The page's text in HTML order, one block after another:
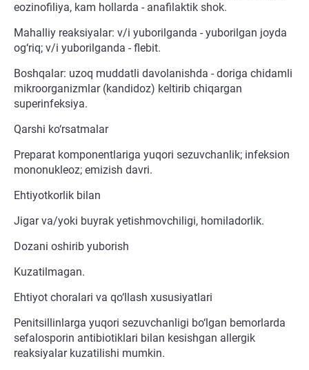
eozinofiliya, kam hollarda - anafilaktik shok.
Mahalliy reaksiyalar: v/i yuborilganda - yuborilgan joyda
og‘riq; v/i yuborilganda - flebit.
Boshqalar: uzoq muddatli davolanishda - doriga chidamli
mikroorganizmlar (kandidoz) keltirib chiqargan
superinfeksiya.
Qarshi ko‘rsatmalar
Preparat komponentlariga yuqori sezuvchanlik; infeksion
mononukleoz; emizish davri.
Ehtiyotkorlik bilan
Jigar va/yoki buyrak yetishmovchiligi, homiladorlik.
Dozani oshirib yuborish
Kuzatilmagan.
Ehtiyot choralari va qo‘llash xususiyatlari
Penitsillinlarga yuqori sezuvchanligi bo‘lgan bemorlarda
sefalosporin antibiotiklari bilan kesishgan allergik
reaksiyalar kuzatilishi mumkin.